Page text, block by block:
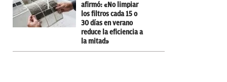
afirmó: «No limpiar
los filtros cada 15 o
30 días en verano
reduce la eficiencia a
la mitad»